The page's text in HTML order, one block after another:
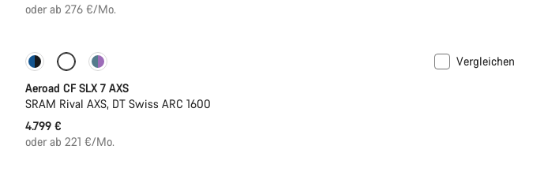
oder ab 276 €/Mo.
Neu Powermeter
Vergleichen
Aeroad CF SLX 7 AXS
SRAM Rival AXS, DT Swiss ARC 1600
4.799 €
oder ab 221 €/Mo.